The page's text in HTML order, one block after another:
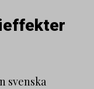
svenska